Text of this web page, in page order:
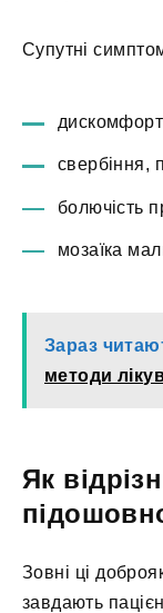
Супутні
свербіння,
болючість
мозаїка
Зараз
методи
Як
Зовні ці
завдають